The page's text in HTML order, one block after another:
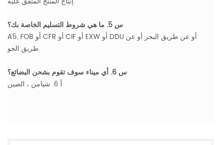
س 5. ما هي شروط التسليم الخاصة بك؟
A5. FOB أو CFR أو CIF أو EXW أو DDU أو عن طريق البحر أو عن
طريق الجو.
س 6. أي ميناء سوف تقوم بشحن البضائع؟
أ 6. شيامن ، الصين